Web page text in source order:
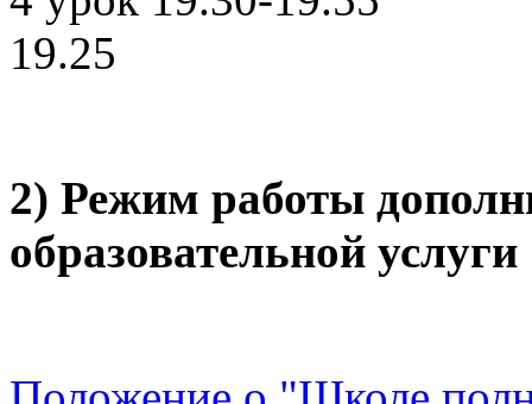
19.25
2) Режим работы
образовательной